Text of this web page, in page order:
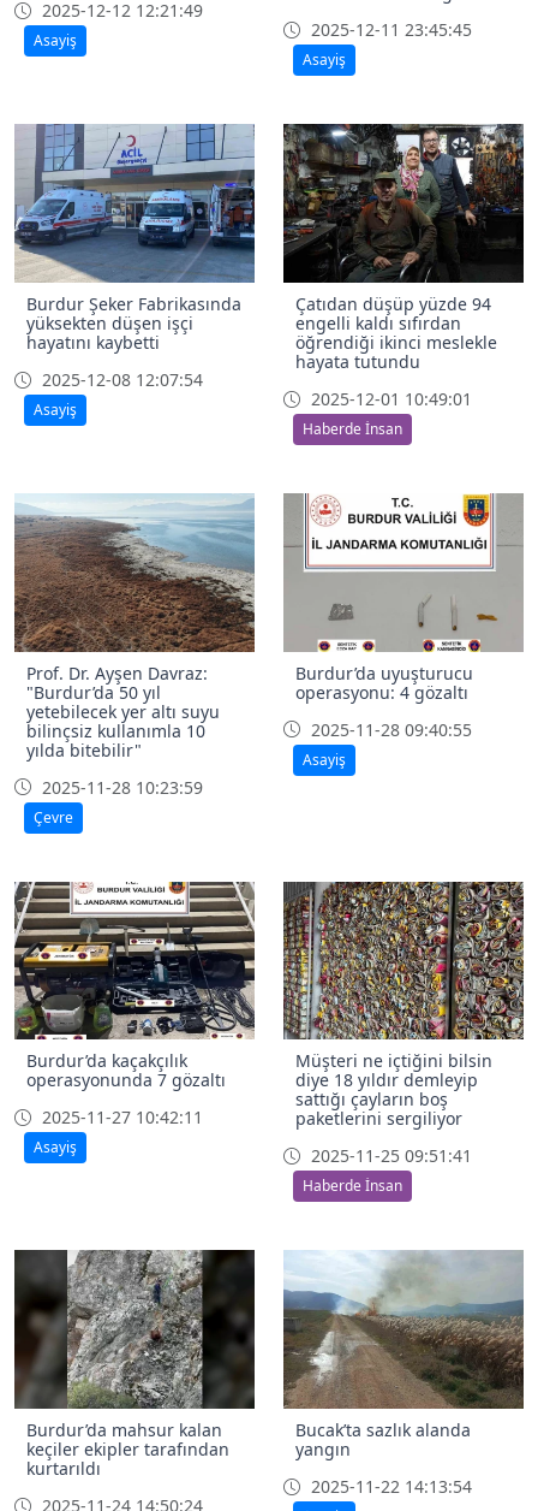
2025-12-12 12:21:49
Asayiş
2025-12-11 23:45:45
Asayiş
Burdur Şeker Fabrikasında
yüksekten düşen işçi
hayatını kaybetti
2025-12-08 12:07:54
Asayiş
Çatıdan düşüp yüzde 94
engelli kaldı sıfırdan
öğrendiği ikinci meslekle
hayata tutundu
2025-12-01 10:49:01
Haberde İnsan
Prof. Dr. Ayşen Davraz:
"Burdur’da 50 yıl
yetebilecek yer altı suyu
bilinçsiz kullanımla 10
yılda bitebilir"
2025-11-28 10:23:59
Çevre
Burdur’da uyuşturucu
operasyonu: 4 gözaltı
2025-11-28 09:40:55
Asayiş
Burdur’da kaçakçılık
operasyonunda 7 gözaltı
2025-11-27 10:42:11
Asayiş
Müşteri ne içtiğini bilsin
diye 18 yıldır demleyip
sattığı çayların boş
paketlerini sergiliyor
2025-11-25 09:51:41
Haberde İnsan
Burdur’da mahsur kalan
keçiler ekipler tarafından
kurtarıldı
2025-11-24 14:50:24
Bucak’ta sazlık alanda
yangın
2025-11-22 14:13:54